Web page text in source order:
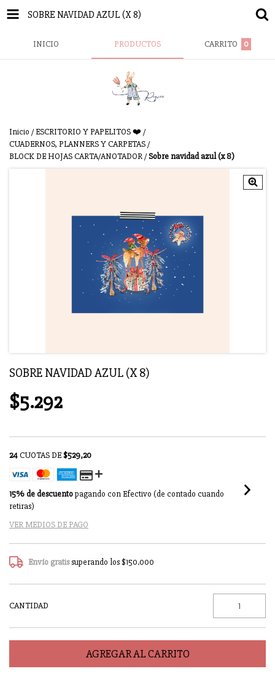
SOBRE NAVIDAD AZUL (X 8)
INICIO PRODUCTOS CARRITO 0
Inicio /ESCRITORIO Y PAPELITOS ❤️ /
CUADERNOS, PLANNERS Y CARPETAS/
BLOCK DE HOJAS CARTA/ANOTADOR/Sobre navidad azul (x 8)
SOBRE NAVIDAD AZUL (X 8)
$5.292
24CUOTAS DE$529,20
15% de descuentopagando con Efectivo (de contado cuando
retiras)
VER MEDIOS DE PAGO
Envío gratissuperando los$150.000
CANTIDAD